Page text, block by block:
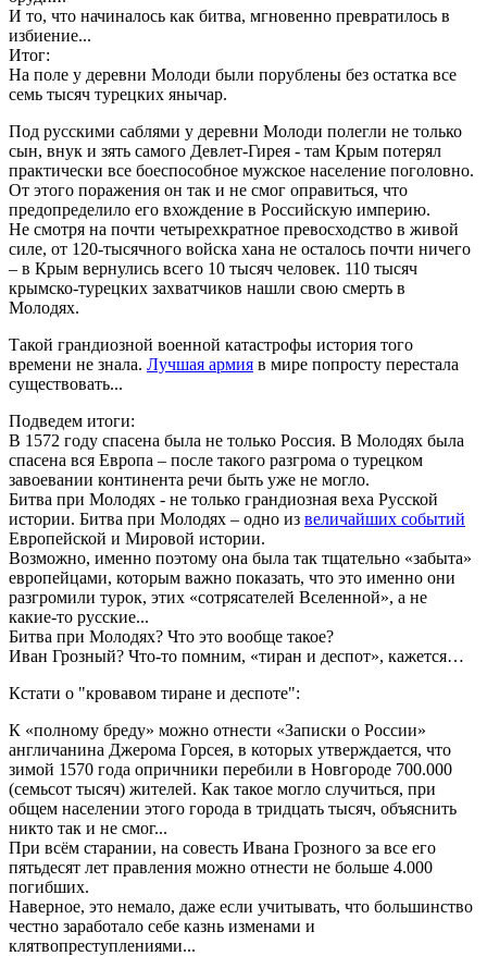
И то, что начиналось как битва, мгновенно превратилось в
избиение...
Итог:
На поле у деревни Молоди были порублены без остатка все
семь тысяч турецких янычар.
Под русскими саблями у деревни Молоди полегли не только
сын, внук и зять самого Девлет-Гирея - там Крым потерял
практически все боеспособное мужское население поголовно.
От этого поражения он так и не смог оправиться, что
предопределило его вхождение в Российскую империю.
Не смотря на почти четырехкратное превосходство в живой
силе, от 120-тысячного войска хана не осталось почти ничего
– в Крым вернулись всего 10 тысяч человек. 110 тысяч
крымско-турецких захватчиков нашли свою смерть в
Молодях.
Такой грандиозной военной катастрофы история того
времени не знала. Лучшая армия в мире попросту перестала
существовать...
Подведем итоги:
В 1572 году спасена была не только Россия. В Молодях была
спасена вся Европа – после такого разгрома о турецком
завоевании континента речи быть уже не могло.
Битва при Молодях - не только грандиозная веха Русской
истории. Битва при Молодях – одно из величайших событий
Европейской и Мировой истории.
Возможно, именно поэтому она была так тщательно «забыта»
европейцами, которым важно показать, что это именно они
разгромили турок, этих «сотрясателей Вселенной», а не
какие-то русские...
Битва при Молодях? Что это вообще такое?
Иван Грозный? Что-то помним, «тиран и деспот», кажется…
Кстати о "кровавом тиране и деспоте":
К «полному бреду» можно отнести «Записки о России»
англичанина Джерома Горсея, в которых утверждается, что
зимой 1570 года опричники перебили в Новгороде 700.000
(семьсот тысяч) жителей. Как такое могло случиться, при
общем населении этого города в тридцать тысяч, объяснить
никто так и не смог...
При всём старании, на совесть Ивана Грозного за все его
пятьдесят лет правления можно отнести не больше 4.000
погибших.
Наверное, это немало, даже если учитывать, что большинство
честно заработало себе казнь изменами и
клятвопреступлениями...